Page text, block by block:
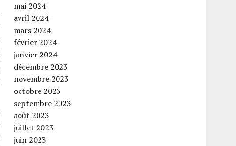
mai 2024
avril 2024
mars 2024
février 2024
janvier 2024
décembre 2023
novembre 2023
octobre 2023
septembre 2023
août 2023
juillet 2023
juin 2023